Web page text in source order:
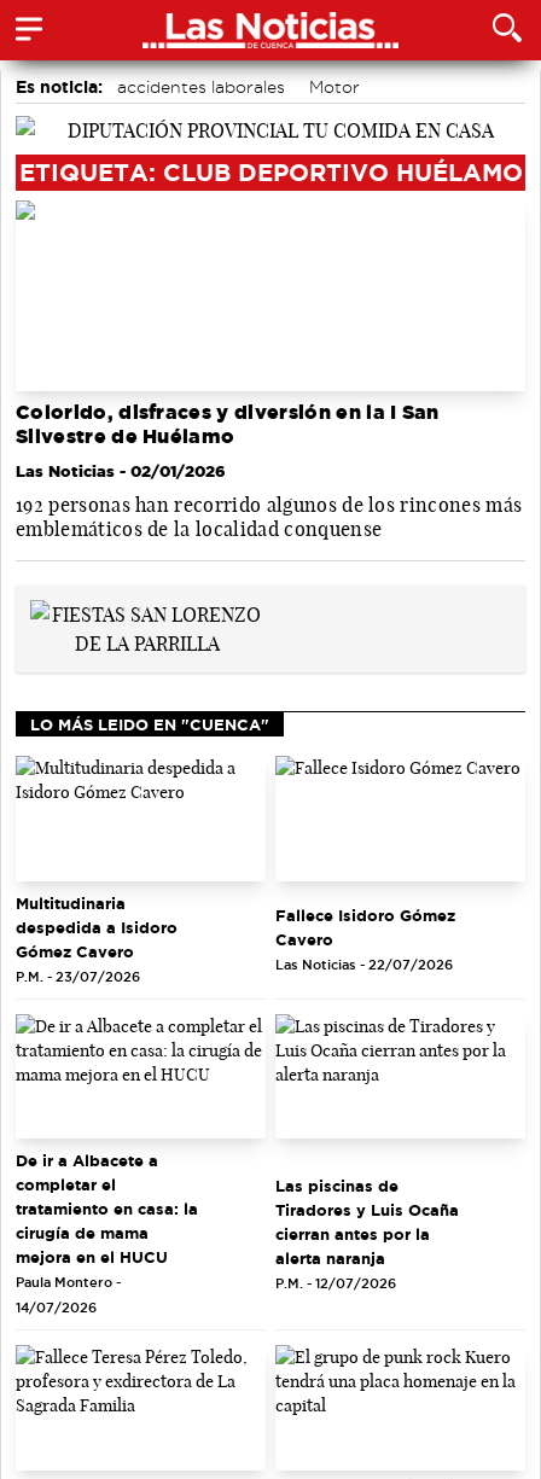
Es noticia: accidentes laborales
Motor
Auditorio de Cuenca
ETIQUETA: CLUB DEPORTIVO HUÉLAMO
Colorido, disfraces y diversión en la I San
Silvestre de Huélamo
Las Noticias - 02/01/2026
192 personas han recorrido algunos de los rincones más
emblemáticos de la localidad conquense
LO MÁS LEIDO EN "CUENCA"
Multitudinaria
despedida a Isidoro
Gómez Cavero
P.M. - 23/07/2026
Fallece Isidoro Gómez
Cavero
Las Noticias - 22/07/2026
De ir a Albacete a
completar el
tratamiento en casa: la
cirugía de mama
mejora en el HUCU
Paula Montero -
14/07/2026
Las piscinas de
Tiradores y Luis Ocaña
cierran antes por la
alerta naranja
P.M. - 12/07/2026